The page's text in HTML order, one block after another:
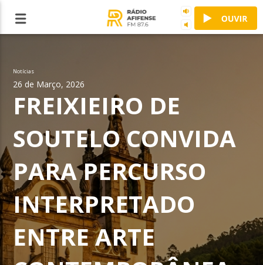
Notícias
26 de Março, 2026
FREIXIEIRO DE
SOUTELO CONVIDA
PARA PERCURSO
INTERPRETADO
ENTRE ARTE